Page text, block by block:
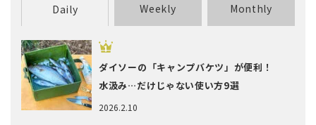
Daily Weekly Monthly
2026.2.10
ダイソーの「キャンプバケツ」が便利！
水汲み…だけじゃない使い方9選